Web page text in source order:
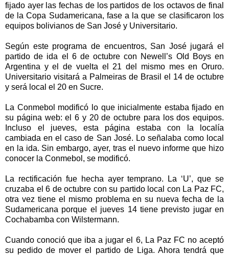
fijado ayer las fechas de los partidos de los octavos de final
de la Copa Sudamericana, fase a la que se clasificaron los
equipos bolivianos de San José y Universitario.
Según este programa de encuentros, San José jugará el
partido de ida el 6 de octubre con Newell’s Old Boys en
Argentina y el de vuelta el 21 del mismo mes en Oruro.
Universitario visitará a Palmeiras de Brasil el 14 de octubre
y será local el 20 en Sucre.
La Conmebol modificó lo que inicialmente estaba fijado en
su página web: el 6 y 20 de octubre para los dos equipos.
Incluso el jueves, esta página estaba con la localía
cambiada en el caso de San José. Lo señalaba como local
en la ida. Sin embargo, ayer, tras el nuevo informe que hizo
conocer la Conmebol, se modificó.
La rectificación fue hecha ayer temprano. La ‘U’, que se
cruzaba el 6 de octubre con su partido local con La Paz FC,
otra vez tiene el mismo problema en su nueva fecha de la
Sudamericana porque el jueves 14 tiene previsto jugar en
Cochabamba con Wilstermann.
Cuando conoció que iba a jugar el 6, La Paz FC no aceptó
su pedido de mover el partido de Liga. Ahora tendrá que